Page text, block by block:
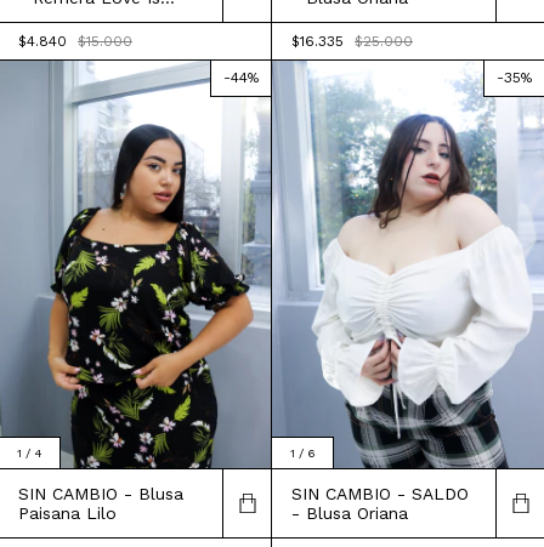
$4.840 $15.000 $16.335 $25.000
1 / 4
-44%
SIN CAMBIO - Blusa
Paisana Lilo
1 / 6
-35%
SIN CAMBIO - SALDO
- Blusa Oriana